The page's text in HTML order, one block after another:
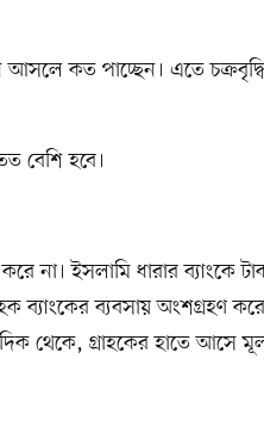
কত পাচ্ছেন। এতে
বেশি হবে।
না। ইসলামি ধারার ব্যাংকে
ব্যাংকের ব্যবসায় অংশগ্রহণ
থেকে, গ্রাহকের হাতে আসে মূল